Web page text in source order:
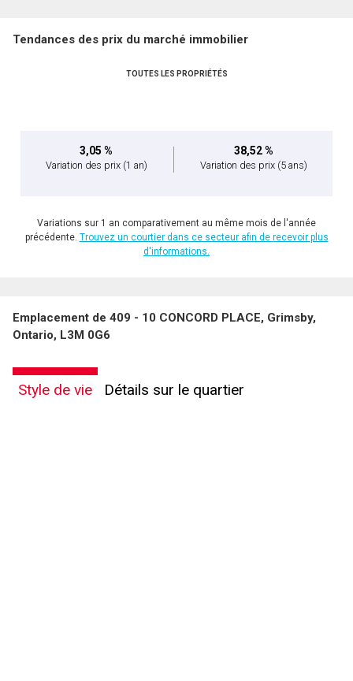
Tendances des prix du marché immobilier
TOUTES LES PROPRIÉTÉS
3,05 %
Variation des prix (1 an)
38,52 %
Variation des prix (5 ans)
Variations sur 1 an comparativement au même mois de l'année
précédente. Trouvez un courtier dans ce secteur afin de recevoir plus
d'informations.
Emplacement de 409 - 10 CONCORD PLACE, Grimsby,
Ontario, L3M 0G6
Style de vie Détails sur le quartier